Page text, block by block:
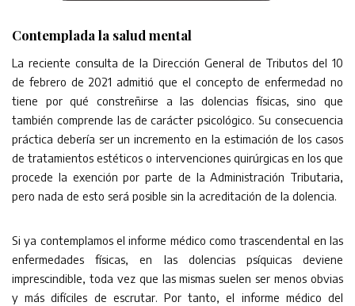
Contemplada la salud mental
La reciente consulta de la Dirección General de Tributos del 10
de febrero de 2021 admitió que el concepto de enfermedad no
tiene por qué constreñirse a las dolencias físicas, sino que
también comprende las de carácter psicológico. Su consecuencia
práctica debería ser un incremento en la estimación de los casos
de tratamientos estéticos o intervenciones quirúrgicas en los que
procede la exención por parte de la Administración Tributaria,
pero nada de esto será posible sin la acreditación de la dolencia.
Si ya contemplamos el informe médico como trascendental en las
enfermedades físicas, en las dolencias psíquicas deviene
imprescindible, toda vez que las mismas suelen ser menos obvias
y más difíciles de escrutar. Por tanto, el informe médico del